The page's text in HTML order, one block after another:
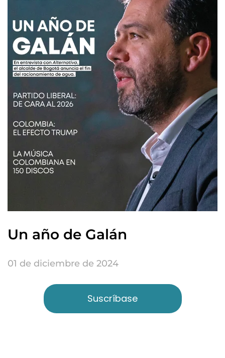
Un año de Galán
01 de diciembre de 2024
Suscríbase